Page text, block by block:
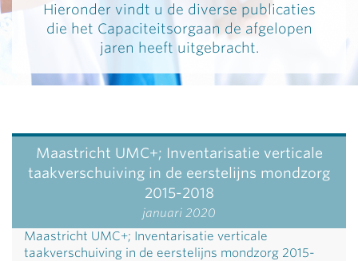
Hieronder vindt u de diverse publicaties
die het Capaciteitsorgaan de afgelopen
jaren heeft uitgebracht.
Maastricht UMC+; Inventarisatie verticale
taakverschuiving in de eerstelijns mondzorg
2015-2018
januari 2020
Maastricht UMC+; Inventarisatie verticale
taakverschuiving in de eerstelijns mondzorg 2015-